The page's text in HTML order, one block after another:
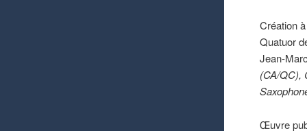
Création
Quatuor
Jean-
(CA/QC),
Œuvre